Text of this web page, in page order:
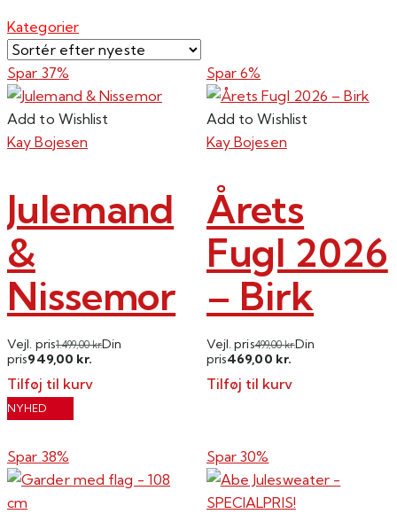
Kategorier
Spar 37%
Add to Wishlist
Kay Bojesen
Julemand
&
Nissemor
Vejl. pris1.499,00kr.Din
pris949,00 kr.
Tilføj til kurv
NYHED
Spar 6%
Add to Wishlist
Kay Bojesen
Årets
Fugl 2026
– Birk
Vejl. pris499,00kr.Din
pris469,00 kr.
Tilføj til kurv
Spar 38% Spar 30%